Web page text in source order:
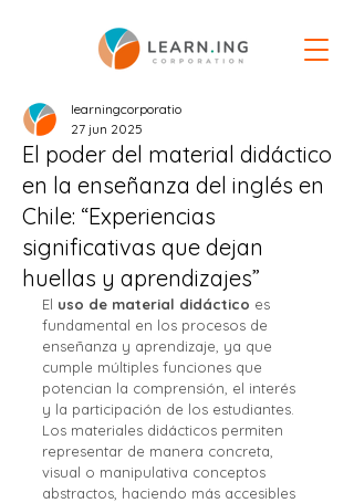
El poder del material didáctico
en la enseñanza del inglés en
Chile: “Experiencias
significativas que dejan
huellas y aprendizajes”
learningcorporatio
27 jun 2025
El uso de material didáctico es
fundamental en los procesos de
enseñanza y aprendizaje, ya que
cumple múltiples funciones que
potencian la comprensión, el interés
y la participación de los estudiantes.
Los materiales didácticos permiten
representar de manera concreta,
visual o manipulativa conceptos
abstractos, haciendo más accesibles